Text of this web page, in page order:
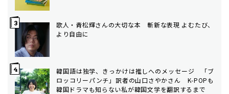
歌人・青松輝さんの大切な本 斬新な表現 よむたび、
より自由に
韓国語は独学、きっかけは推しへのメッセージ 「ブ
ロッコリーパンチ」訳者の山口さやかさん K-POPも
韓国ドラマも知らない私が韓国文学を翻訳するまで